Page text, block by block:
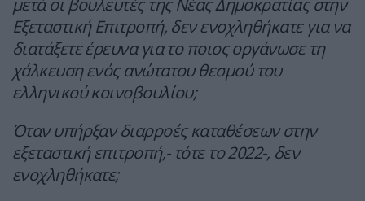
μετά οι βουλευτές της Νέας Δημοκρατίας στην
Εξεταστική Επιτροπή, δεν ενοχληθήκατε για να
διατάξετε έρευνα για το ποιος οργάνωσε τη
χάλκευση ενός ανώτατου θεσμού του
ελληνικού κοινοβουλίου;
Όταν υπήρξαν διαρροές καταθέσεων στην
εξεταστική επιτροπή,- τότε το 2022-, δεν
ενοχληθήκατε;